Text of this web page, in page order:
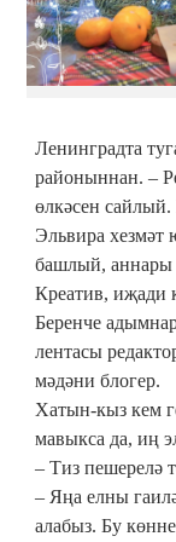
Ленин­градта
районын­нан. –
өлкәсен сайлый.
Эльвира
баш­лый, аннары
Креатив, иҗади
Беренче
лента­сы
мәдәни блогер.
Хатын-кыз кем
мавыкса да, иң
– Тиз пешерелә
– Яңа елны
алабыз. Бу